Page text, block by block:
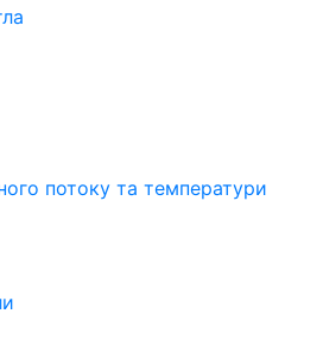
потоку та температури